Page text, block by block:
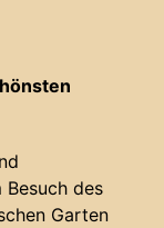
des
Garten